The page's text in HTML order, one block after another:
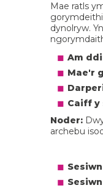
Mae ratls
dynolryw.
Am
Mae'r
Caiff y
Noder:
archebu
Sesiwn